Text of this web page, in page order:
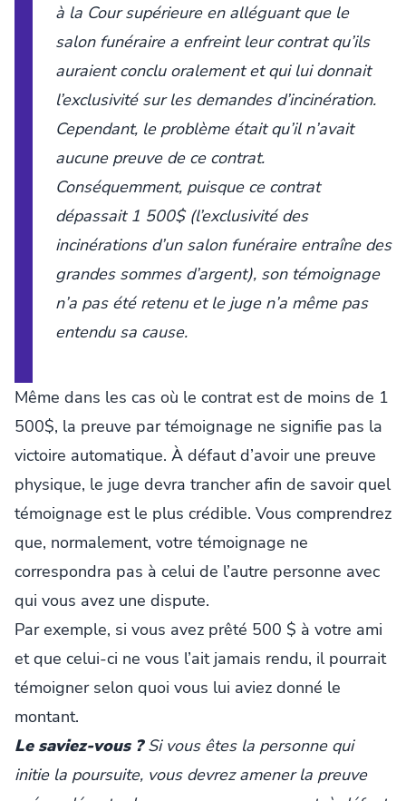
à la Cour supérieure en alléguant que le
salon funéraire a enfreint leur contrat qu’ils
auraient conclu oralement et qui lui donnait
l’exclusivité sur les demandes d’incinération.
Cependant, le problème était qu’il n’avait
aucune preuve de ce contrat.
Conséquemment, puisque ce contrat
dépassait 1 500$ (l’exclusivité des
incinérations d’un salon funéraire entraîne des
grandes sommes d’argent), son témoignage
n’a pas été retenu et le juge n’a même pas
entendu sa cause.
Même dans les cas où le contrat est de moins de 1
500$, la preuve par témoignage ne signifie pas la
victoire automatique. À défaut d’avoir une preuve
physique, le juge devra trancher afin de savoir quel
témoignage est le plus crédible. Vous comprendrez
que, normalement, votre témoignage ne
correspondra pas à celui de l’autre personne avec
qui vous avez une dispute.
Par exemple, si vous avez prêté 500 $ à votre ami
et que celui-ci ne vous l’ait jamais rendu, il pourrait
témoigner selon quoi vous lui aviez donné le
montant.
Le saviez-vous ? Si vous êtes la personne qui
initie la poursuite, vous devrez amener la preuve